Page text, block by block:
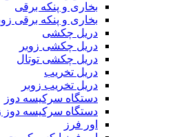
بخاری و پنکه برقی
بخاری و پنکه برقی
دریل چکشی
دریل چکشی زوبر
دریل چکشی توتال
دریل تخریب
دریل تخریب زوبر
دستگاه سرکیسه دوز
دستگاه سرکیسه دوز
اور فرز